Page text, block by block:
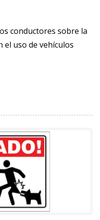
conductores sobre la
uso de vehículos